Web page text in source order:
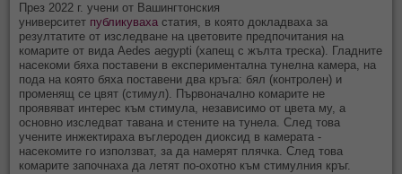
През 2022 г. учени от Вашингтонския
университет публикуваха статия, в която докладваха за
резултатите от изследване на цветовите предпочитания на
комарите от вида Aedes aegypti (хапещ с жълта треска). Гладните
насекоми бяха поставени в експериментална тунелна камера, на
пода на която бяха поставени два кръга: бял (контролен) и
променящ се цвят (стимул). Първоначално комарите не
проявяват интерес към стимула, независимо от цвета му, а
основно изследват тавана и стените на тунела. След това
учените инжектираха въглероден диоксид в камерата -
насекомите го използват, за да намерят плячка. След това
комарите започнаха да летят по-охотно към стимулния кръг.